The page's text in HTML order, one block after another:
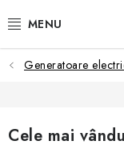
PRODUSE
Generatoare
Cele mai